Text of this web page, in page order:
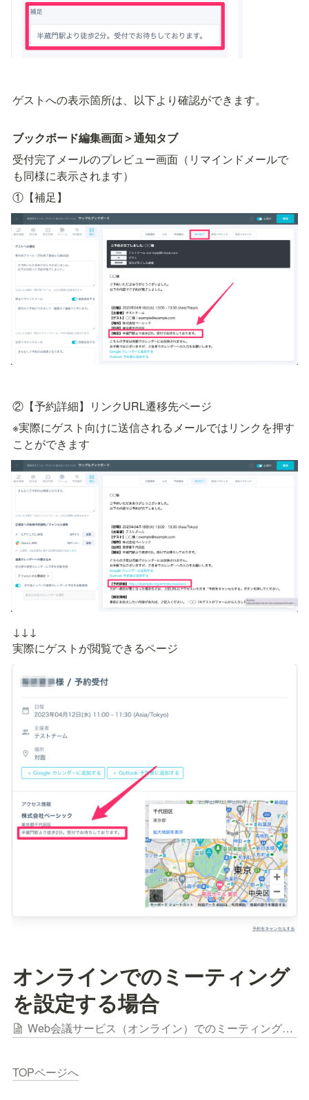
ゲストへの表示箇所は、以下より確認ができます。
ブックボード編集画面＞通知タブ
受付完了メールのプレビュー画面（リマインドメールで
も同様に表示されます）
①【補足】
②【予約詳細】リンクURL遷移先ページ
※実際にゲスト向けに送信されるメールではリンクを押す
ことができます
↓↓↓
実際にゲストが閲覧できるページ
オンラインでのミーティング
を設定する場合
Web会議サービス（オンライン）でのミーティングの設定
TOPページへ